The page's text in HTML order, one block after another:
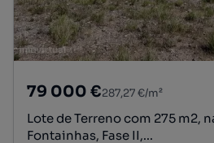
79 000 €287,27 €/m²
Lote de Terreno com 275 m2,
Fontainhas, Fase II,...